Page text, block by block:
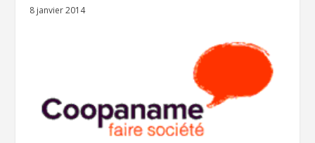
8 janvier 2014